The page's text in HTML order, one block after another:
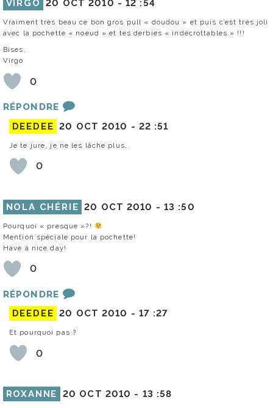
VIRGO 20 OCT 2010 -12 :54
Vraiment très beau ce bon gros pull « doudou » et puis c’est très joli
avec la pochette « noeud » et tes derbies « indécrottables » !!!
Bises,
Virgo
0
RÉPONDRE
DEEDEE 20 OCT 2010 - 22 :51
Je te jure, je ne les lâche plus..
0
NOLA CHÉRIE 20 OCT 2010 - 13 :50
Pourquoi « presque »?!
Mention spéciale pour la pochette!
Have a nice day!
0
RÉPONDRE
DEEDEE 20 OCT 2010 - 17 :27
Et pourquoi pas ?
0
ROXANNE 20 OCT 2010 - 13 :58